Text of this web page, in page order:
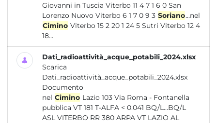
Giovanni in Tuscia Viterbo 11 4 7 1 6 0 San
Lorenzo Nuovo Viterbo 6 1 7 0 9 3 Soriano...nel
Cimino Viterbo 15 2 20 1 24 5 Sutri Viterbo 12 4
18...
Dati_radioattività_acque_potabili_2024.xlsx
Scarica
Dati_radioattività_acque_potabili_2024.xlsx
Documento
nel Cimino Lazio 103 Via Roma - Fontanella
pubblica VT 181 T-ALFA < 0.041 BQ/L...BQ/L
ASL VITERBO RR 380 ARPA VT LAZIO AL